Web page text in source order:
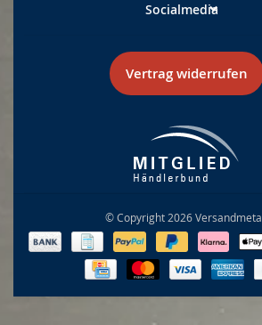
Socialmedia
Vertrag widerrufen
© Copyright 2026 Versandmetall